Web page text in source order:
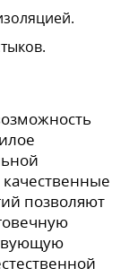
позволяют